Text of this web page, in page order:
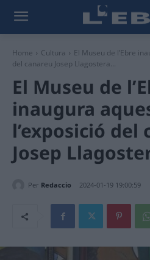
Home Cultura
El Museu de l’Ebre
del canareu Josep Llagostera...
El Museu de
inaugura
l’exposició del
Josep
Per Redaccio 2024-01-19 19:00:59